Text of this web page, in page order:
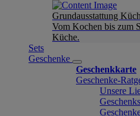
Grundausstattung
Vom Kochen bis zum
Küche.
Sets
Geschenke
Geschenkkarte
Geschenke-
Unsere